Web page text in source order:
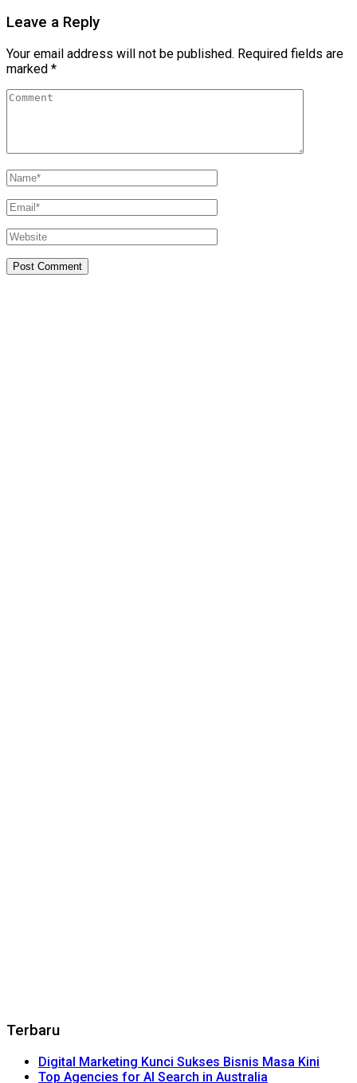
Leave a Reply
Your email address will not be published. Required fields are
marked *
Terbaru
Digital Marketing Kunci Sukses Bisnis Masa Kini
Top Agencies for AI Search in Australia